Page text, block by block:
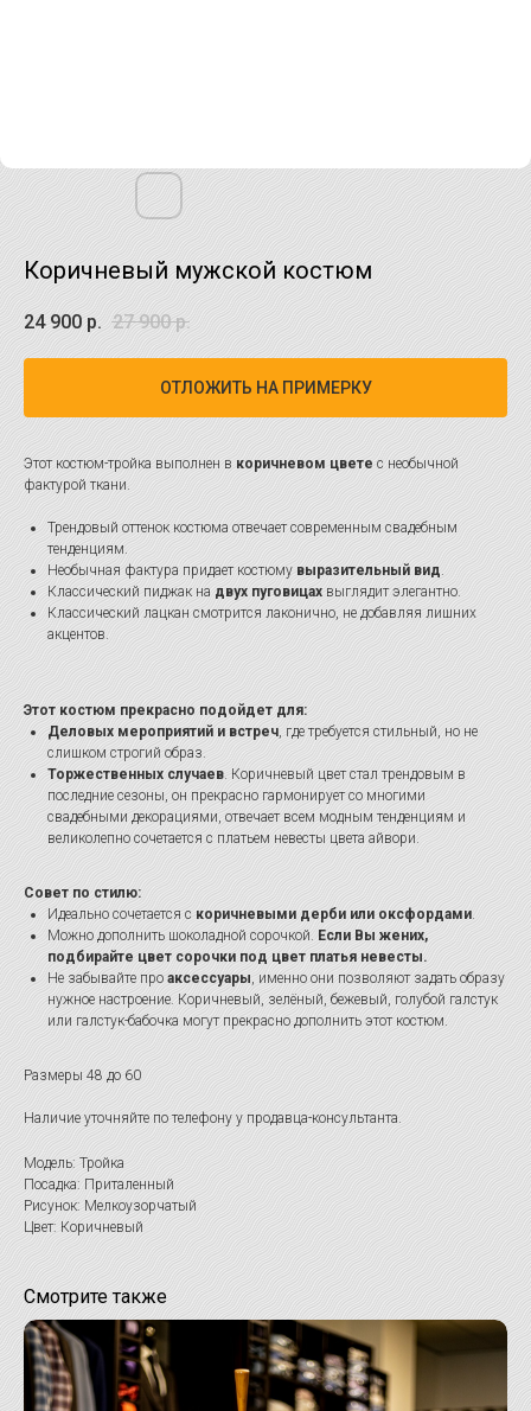
Коричневый мужской костюм
24 900 р. 27 900 р.
ОТЛОЖИТЬ НА ПРИМЕРКУ
Этот костюм-тройка выполнен в коричневом цветес необычной
фактурой ткани.
Трендовый оттенок костюма отвечает современным свадебным
тенденциям.
Необычная фактура придает костюму выразительный вид.
Классический пиджак надвух пуговицах выглядит элегантно.
Классический лацкан смотрится лаконично, не добавляя лишних
акцентов.
Этот костюм прекрасно подойдет для:
Деловых мероприятий и встреч, где требуется стильный, но не
слишком строгий образ.
Торжественных случаев. Коричневый цвет стал трендовым в
последние сезоны, он прекрасно гармонирует со многими
свадебными декорациями, отвечает всем модным тенденциям и
великолепно сочетается с платьем невесты цвета айвори.
Совет по стилю:
Идеально сочетается с коричневыми дерби или оксфордами.
Можно дополнить шоколадной сорочкой. Если Вы жених,
подбирайте цвет сорочки под цвет платья невесты.
Не забывайте про аксессуары, именно они позволяют задать образу
нужное настроение. Коричневый, зелёный, бежевый, голубой галстук
или галстук-бабочка могут прекрасно дополнить этот костюм.
Размеры 48 до 60
Наличие уточняйте по телефону у продавца-консультанта.
Модель: Тройка
Посадка: Приталенный
Рисунок: Мелкоузорчатый
Цвет: Коричневый
Смотрите также